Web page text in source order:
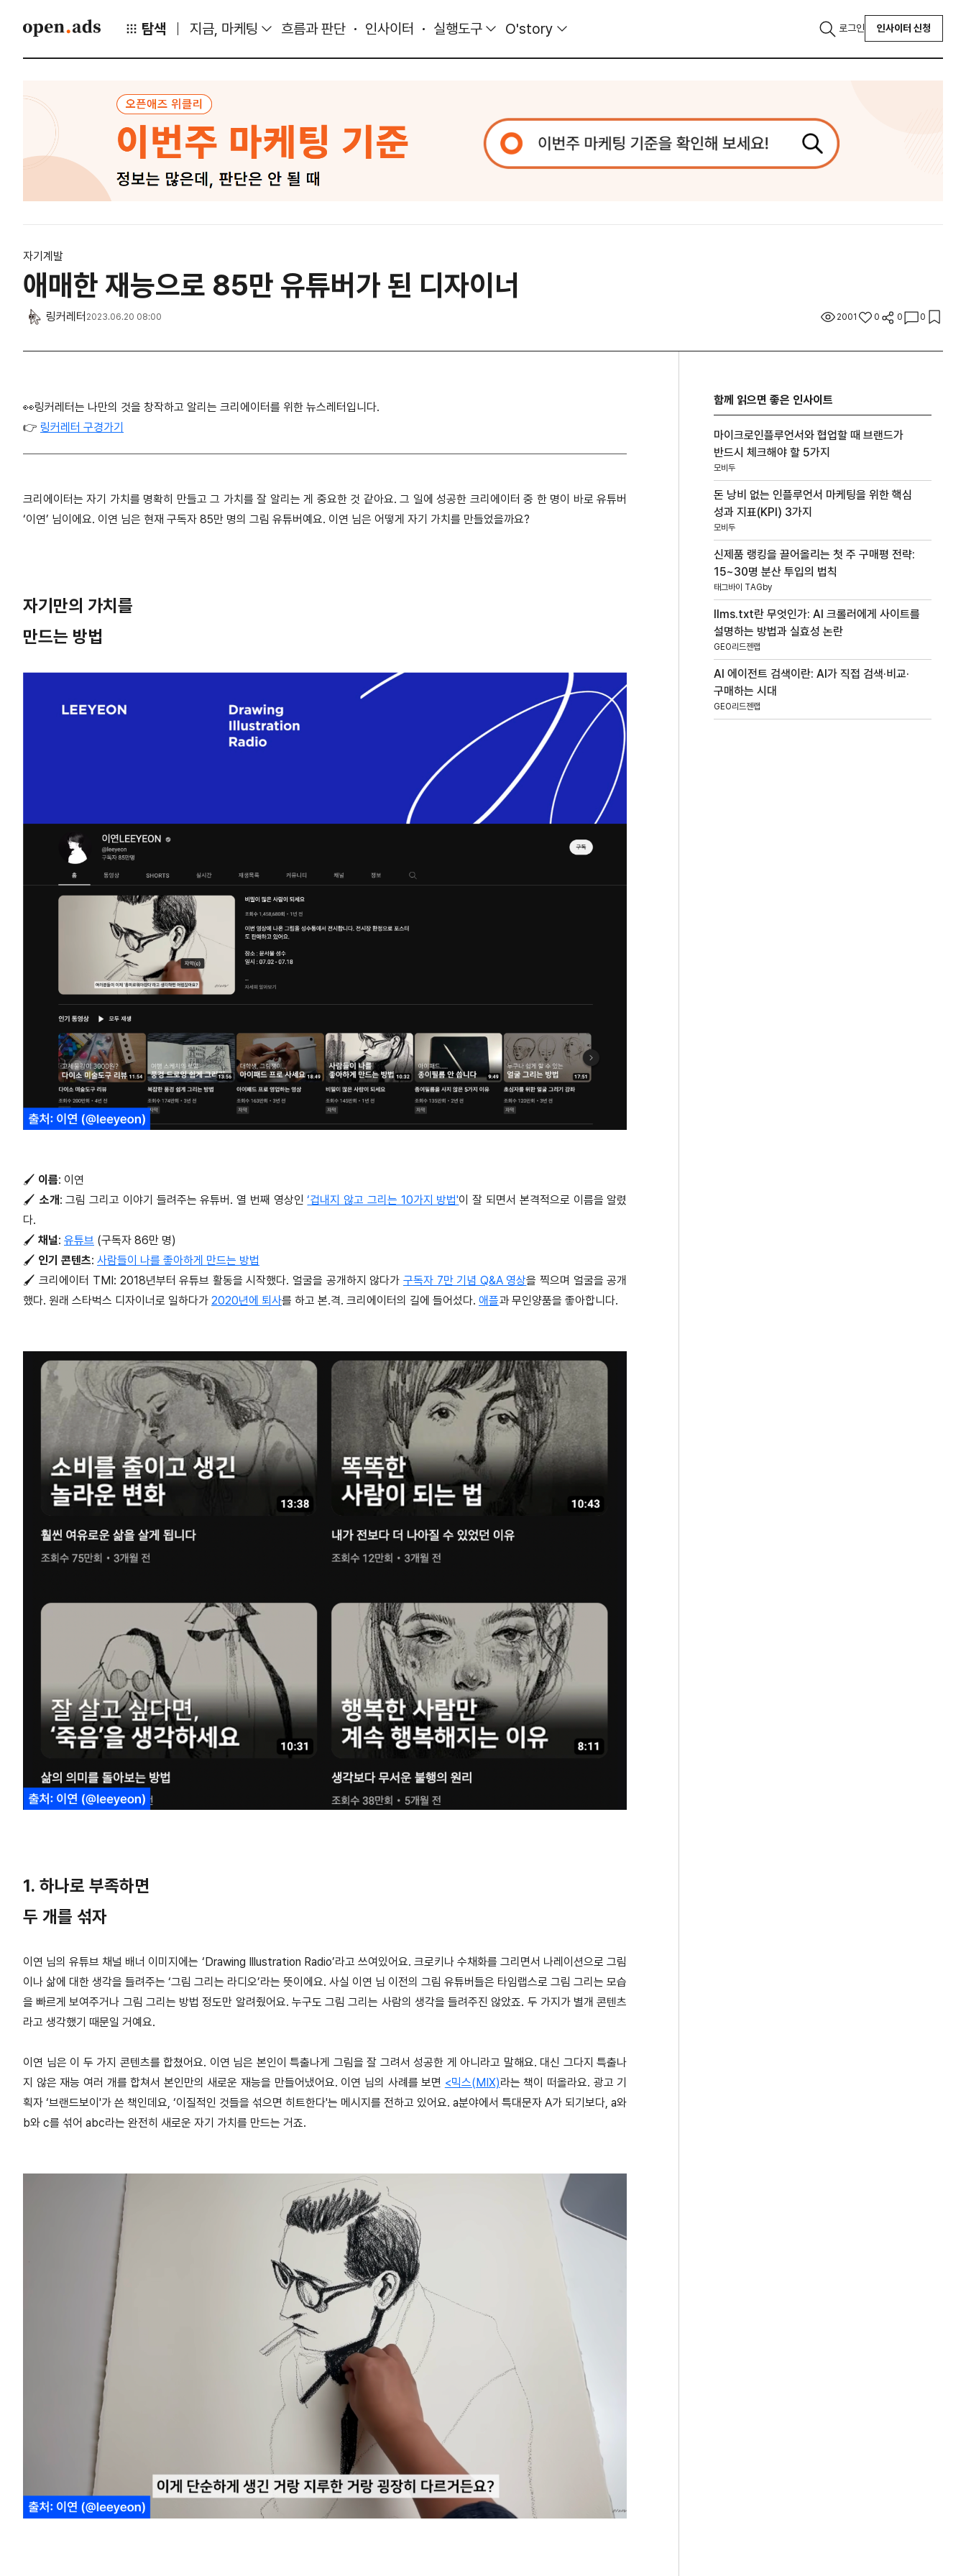
탐색 지금, 마케팅 흐름과 판단 인사이터 실행도구 O'story 로그인 인사이터 신청
자기계발
애매한 재능으로 85만 유튜버가 된 디자이너
링커레터 2023.06.20 08:00 2001 0 0 0
👀링커레터는 나만의 것을 창작하고 알리는 크리에이터를 위한 뉴스레터입니다.
👉 링커레터 구경가기
크리에이터는 자기 가치를 명확히 만들고 그 가치를 잘 알리는 게 중요한 것 같아요. 그 일에 성공한 크리에이터 중 한 명이 바로 유튜버
‘이연’ 님이에요. 이연 님은 현재 구독자 85만 명의 그림 유튜버예요. 이연 님은 어떻게 자기 가치를 만들었을까요?
자기만의 가치를
만드는 방법
🖌️ 이름: 이연
🖌️ 소개 : 그림 그리고 이야기 들려주는 유튜버. 열 번째 영상인‘겁내지 않고 그리는 10가지 방법'이 잘 되면서 본격적으로 이름을 알렸
다.
🖌️ 채널: 유튜브 (구독자 86만 명)
🖌️ 인기 콘텐츠: 사람들이 나를 좋아하게 만드는 방법
🖌️ 크리에이터 TMI: 2018년부터 유튜브 활동을 시작했다. 얼굴을 공개하지 않다가 구독자 7만 기념 Q&A 영상을 찍으며 얼굴을 공개
했다. 원래 스타벅스 디자이너로 일하다가 2020년에 퇴사를 하고 본.격. 크리에이터의 길에 들어섰다. 애플과 무인양품을 좋아합니다.
1. 하나로 부족하면
두 개를 섞자
이연 님의 유튜브 채널 배너 이미지에는 ‘Drawing Illustration Radio’라고 쓰여있어요. 크로키나 수채화를 그리면서 나레이션으로 그림
이나 삶에 대한 생각을 들려주는 ‘그림 그리는 라디오’라는 뜻이에요. 사실 이연 님 이전의 그림 유튜버들은 타임랩스로 그림 그리는 모습
을 빠르게 보여주거나 그림 그리는 방법 정도만 알려줬어요. 누구도 그림 그리는 사람의 생각을 들려주진 않았죠. 두 가지가 별개 콘텐츠
라고 생각했기 때문일 거예요.
이연 님은 이 두 가지 콘텐츠를 합쳤어요. 이연 님은 본인이 특출나게 그림을 잘 그려서 성공한 게 아니라고 말해요. 대신 그다지 특출나
지 않은 재능 여러 개를 합쳐서 본인만의 새로운 재능을 만들어냈어요. 이연 님의 사례를 보면 <믹스(MIX)라는 책이 떠올라요. 광고 기
획자 ‘브랜드보이'가 쓴 책인데요, ‘이질적인 것들을 섞으면 히트한다'는 메시지를 전하고 있어요. a분야에서 특대문자 A가 되기보다, a와
b와 c를 섞어 abc라는 완전히 새로운 자기 가치를 만드는 거죠.
함께 읽으면 좋은 인사이트
마이크로인플루언서와 협업할 때 브랜드가
반드시 체크해야 할 5가지
모비두
돈 낭비 없는 인플루언서 마케팅을 위한 핵심
성과 지표(KPI) 3가지
모비두
신제품 랭킹을 끌어올리는 첫 주 구매평 전략:
15~30명 분산 투입의 법칙
태그바이 TAGby
llms.txt란 무엇인가: AI 크롤러에게 사이트를
설명하는 방법과 실효성 논란
GEO리드젠랩
AI 에이전트 검색이란: AI가 직접 검색·비교·
구매하는 시대
GEO리드젠랩